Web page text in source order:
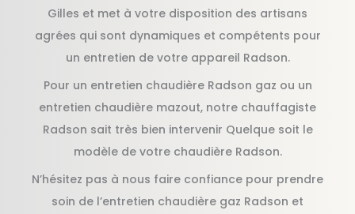
Gilles et met à votre disposition des artisans
agrées qui sont dynamiques et compétents pour
un entretien de votre appareil Radson.
Pour un entretien chaudière Radson gaz ou un
entretien chaudière mazout, notre chauffagiste
Radson sait très bien intervenir Quelque soit le
modèle de votre chaudière Radson.
N’hésitez pas à nous faire confiance pour prendre
soin de l’entretien chaudière gaz Radson et